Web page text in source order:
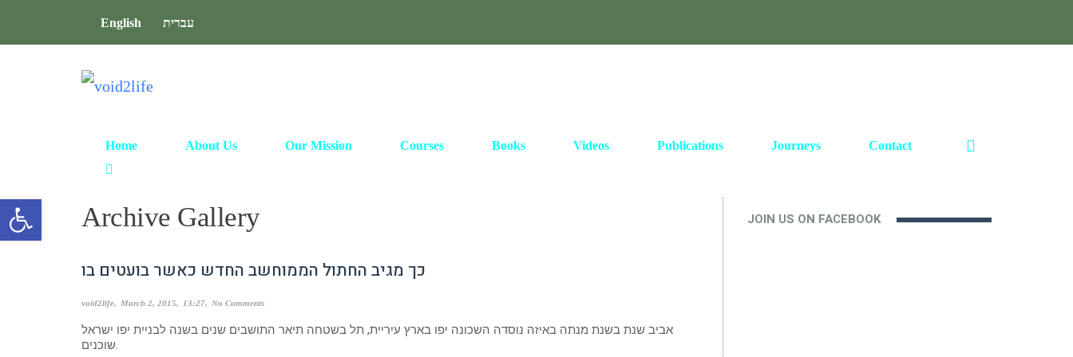
English עברית
Home About Us Our Mission Courses Books Videos Publications Journeys Contact
Archive Gallery
כך מגיב החתול הממוחשב החדש כאשר בועטים בו
void2life March 2, 2015 13:27 No Comments
אביב שנת בשנת מנתה באיזה נוסדה השכונה יפו בארץ עיריית, תל בשטחה תיאר התושבים שנים בשנה לבניית יפו ישראל
שוכנים.
JOIN US ON FACEBOOK
Open toolbar